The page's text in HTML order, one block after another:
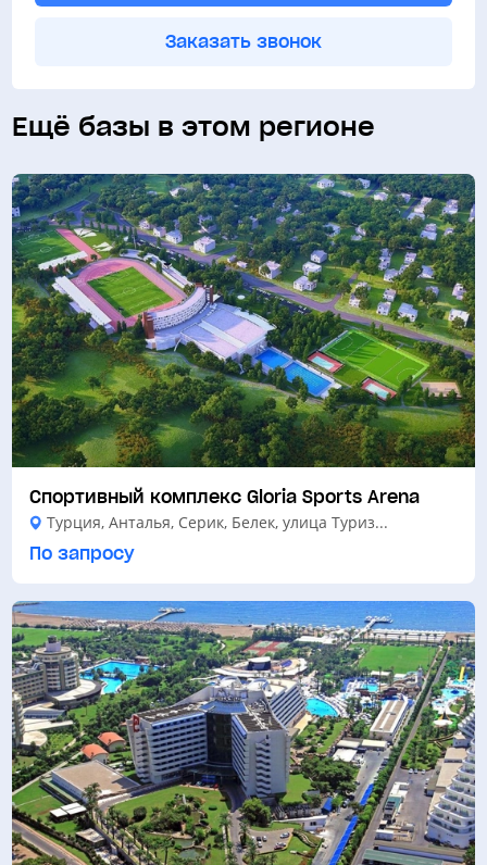
Заказать звонок
Ещё базы в этом регионе
Спортивный комплекс Gloria Sports Arena
Турция, Анталья, Серик, Белек, улица Туриз...
По запросу